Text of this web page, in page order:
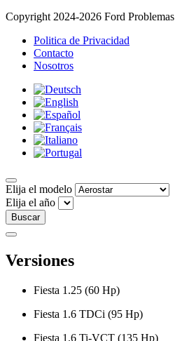
Copyright 2024-2026 Ford Problemas
Politica de Privacidad
Contacto
Nosotros
Elija el modelo
Elija el año
Buscar
Versiones
Fiesta 1.25 (60 Hp)
Fiesta 1.6 TDCi (95 Hp)
Fiesta 1.6 Ti-VCT (135 Hp)